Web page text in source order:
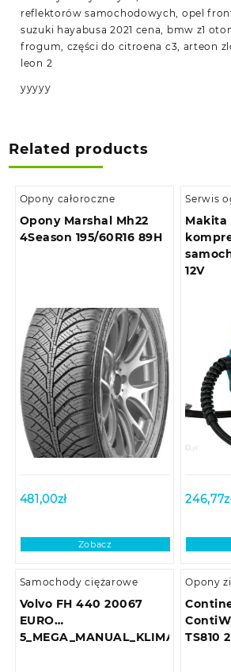
reflektorów samochodowych, opel
suzuki hayabusa 2021 cena, bmw z1
frogum, części do citroena c3, arteon
leon 2
yyyyy
Related products
Opony całoroczne
Opony Marshal Mh22
4Season 195/60R16 89H
481,00zł
Zobacz
Serwis
Makita
12V
246,77
Samochody ciężarowe
Volvo FH 440 20067
EURO
5_MEGA_MANUAL_KLIMA_LO…
Opony
TS810